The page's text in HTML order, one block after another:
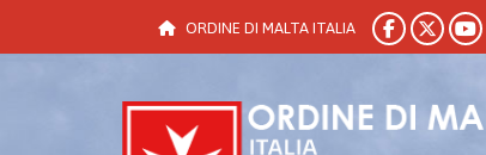
ORDINE DI MALTA ITALIA